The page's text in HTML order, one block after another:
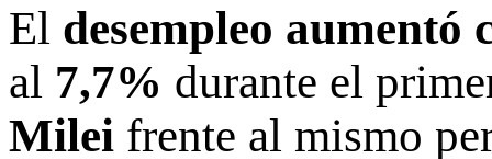
El desempleo aumentó
al 7,7% durante el
Milei frente al mismo